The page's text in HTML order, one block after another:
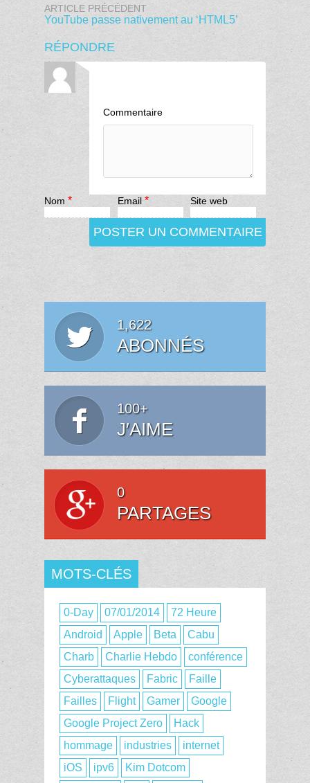
ARTICLE PRÉCÉDENT
YouTube passe nativement au ‘HTML5’
RÉPONDRE
Commentaire
Nom * Email * Site web
1,622
ABONNÉS
100+
J′AIME
0
PARTAGES
MOTS-CLÉS
0-Day 07/01/2014
72 Heure
Android
Apple Beta
Cabu
Charb
Charlie Hebdo
conférence
Cyberattaques
Fabric
Faille
Failles
Flight Gamer
Google
Google Project Zero
Hack
hommage
industries
internet
iOS
ipv6 Kim Dotcom